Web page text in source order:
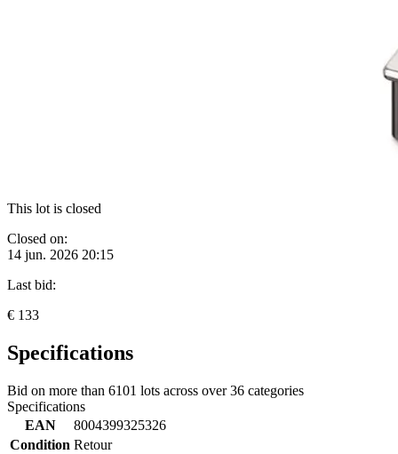
This lot is closed
Closed on:
14 jun. 2026 20:15
Last bid:
€ 133
Specifications
Bid on more than 6101 lots across over36 categories
Specifications
EAN
8004399325326
Condition Retour